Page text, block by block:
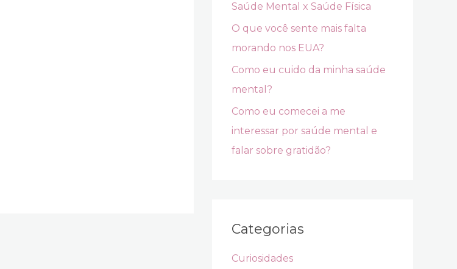
Saúde Mental x Saúde Física
O que você sente mais falta
morando nos EUA?
Como eu cuido da minha saúde
mental?
Como eu comecei a me
interessar por saúde mental e
falar sobre gratidão?
Categorias
Curiosidades